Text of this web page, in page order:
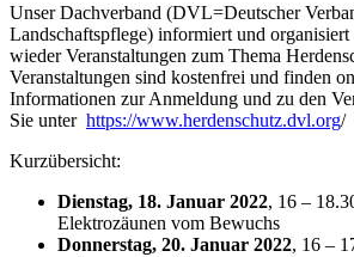
Unser Dachverband (DVL=Deutscher
Landschaftspflege) informiert und organisiert
wieder Veranstaltungen zum Thema
Veranstaltungen sind kostenfrei und finden
Informationen zur Anmeldung und zu den
Sie unter https://www.herdenschutz.dvl.org/
Kurzübersicht:
Dienstag, 18. Januar 2022, 16 –
Elektrozäunen vom Bewuchs
Donnerstag, 20. Januar 2022, 16 –